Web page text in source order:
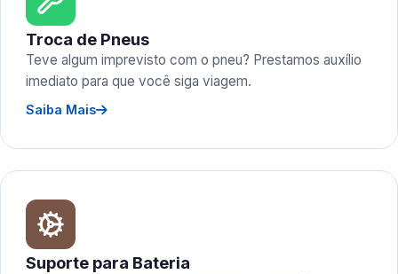
Troca de Pneus
Teve algum imprevisto com o pneu? Prestamos auxílio
imediato para que você siga viagem.
Saiba Mais
Suporte para Bateria